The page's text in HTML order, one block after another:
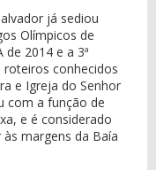
já sediou
Olímpicos de
2014 e a 3ª
roteiros conhecidos
e Igreja do Senhor
com a função de
e é considerado
margens da Baía